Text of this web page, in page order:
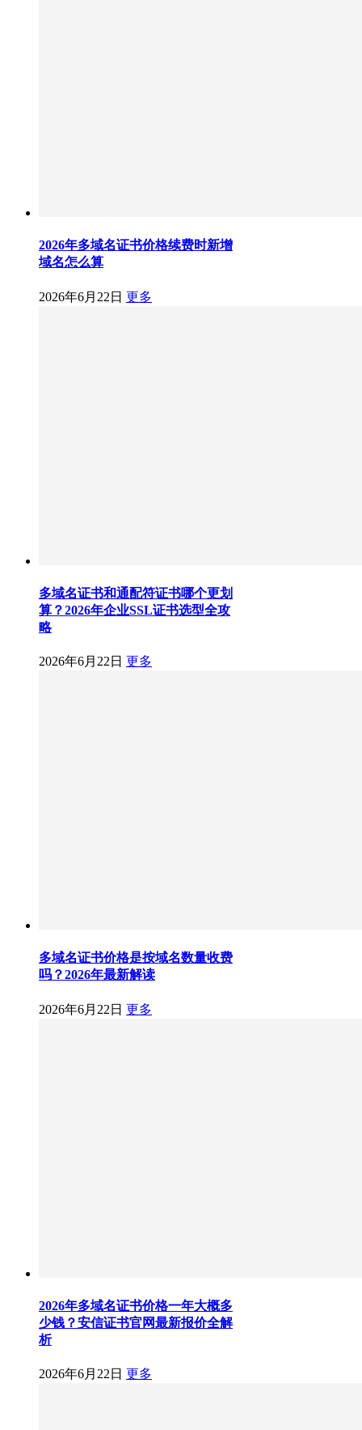
2026年多域名证书价格续费时新增
域名怎么算
2026年6月22日 更多
多域名证书和通配符证书哪个更划
算？2026年企业SSL证书选型全攻
略
2026年6月22日 更多
多域名证书价格是按域名数量收费
吗？2026年最新解读
2026年6月22日 更多
2026年多域名证书价格一年大概多
少钱？安信证书官网最新报价全解
析
2026年6月22日 更多